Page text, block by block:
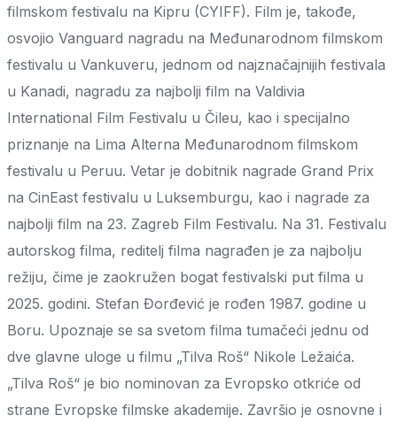
filmskom festivalu na Kipru (CYIFF). Film je, takođe,
osvojio Vanguard nagradu na Međunarodnom filmskom
festivalu u Vankuveru, jednom od najznačajnijih festivala
u Kanadi, nagradu za najbolji film na Valdivia
International Film Festivalu u Čileu, kao i specijalno
priznanje na Lima Alterna Međunarodnom filmskom
festivalu u Peruu. Vetar je dobitnik nagrade Grand Prix
na CinEast festivalu u Luksemburgu, kao i nagrade za
najbolji film na 23. Zagreb Film Festivalu. Na 31. Festivalu
autorskog filma, reditelj filma nagrađen je za najbolju
režiju, čime je zaokružen bogat festivalski put filma u
2025. godini. Stefan Đorđević je rođen 1987. godine u
Boru. Upoznaje se sa svetom filma tumačeći jednu od
dve glavne uloge u filmu „Tilva Roš“ Nikole Ležaića.
„Tilva Roš“ je bio nominovan za Evropsko otkriće od
strane Evropske filmske akademije. Završio je osnovne i